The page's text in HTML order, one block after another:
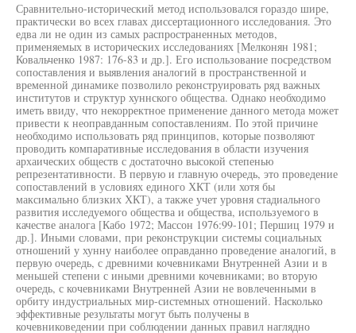
Сравнительно-исторический метод использовался гораздо шире,
практически во всех главах диссертационного исследования. Это
едва ли не один из самых распространенных методов,
применяемых в исторических исследованиях [Мелконян 1981;
Ковальченко 1987: 176-83 и др.]. Его использование посредством
сопоставления и выявления аналогий в пространственной и
временной динамике позволило реконструировать ряд важных
институтов и структур хуннского общества. Однако необходимо
иметь ввиду, что некорректное применение данного метода может
привести к неоправданным сопоставлениям. По этой причине
необходимо использовать ряд принципов, которые позволяют
проводить компаративные исследования в области изучения
архаических обществ с достаточно высокой степенью
репрезентативности. В первую и главную очередь, это проведение
сопоставлений в условиях единого ХКТ (или хотя бы
максимально близких ХКТ), а также учет уровня стадиального
развития исследуемого общества и общества, используемого в
качестве аналога [Кабо 1972; Массон 1976:99-101; Першиц 1979 и
др.]. Иными словами, при реконструкции системы социальных
отношений у хунну наиболее оправданно проведение аналогий, в
первую очередь, с древними кочевниками Внутренней Азии и в
меньшей степени с иными древними кочевниками; во вторую
очередь, с кочевниками Внутренней Азии не вовлеченными в
орбиту индустриальных мир-системных отношений. Насколько
эффективные результаты могут быть получены в
кочевниковедении при соблюдении данных правил наглядно